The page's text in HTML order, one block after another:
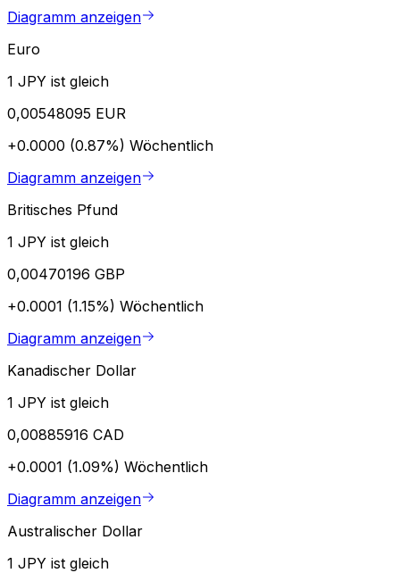
Diagramm anzeigen
Euro
1 JPY ist gleich
0,00548095 EUR
+0.0000 (0.87%) Wöchentlich
Diagramm anzeigen
Britisches Pfund
1 JPY ist gleich
0,00470196 GBP
+0.0001 (1.15%) Wöchentlich
Diagramm anzeigen
Kanadischer Dollar
1 JPY ist gleich
0,00885916 CAD
+0.0001 (1.09%) Wöchentlich
Diagramm anzeigen
Australischer Dollar
1 JPY ist gleich